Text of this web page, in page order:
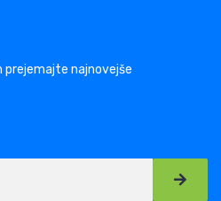
prejemajte najnovejše